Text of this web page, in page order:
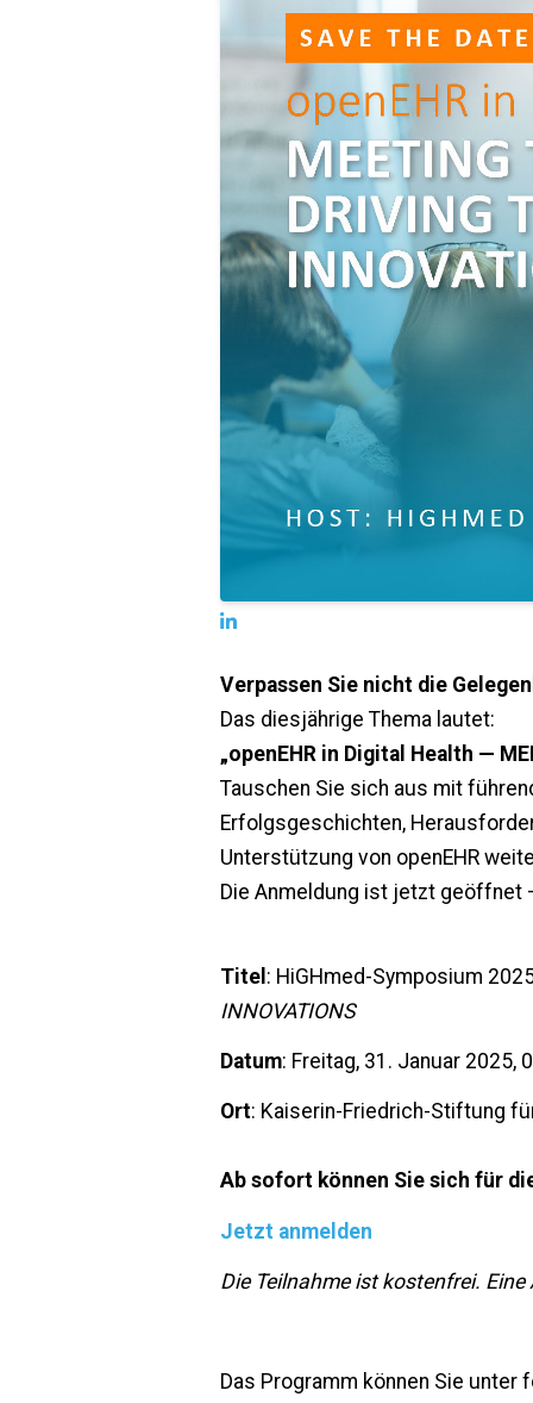
Verpassen Sie nicht die
Das diesjährige Thema lautet:
„openEHR in Digital Health —
Tauschen Sie sich aus mit
Erfolgsgeschichten,
Unterstützung von openEHR
Die Anmeldung ist jetzt geöffnet
Titel : HiGHmed-Symposium
INNOVATIONS
Datum: Freitag, 31. Januar 2025,
Ort: Kaiserin-Friedrich-Stiftung
Ab sofort können Sie sich für
Jetzt anmelden
Die Teilnahme ist kostenfrei.
Das Programm können Sie unter